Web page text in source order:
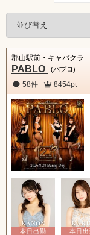
郡山駅前・キャバクラ
PABLO (パブロ)
58件 8454pt